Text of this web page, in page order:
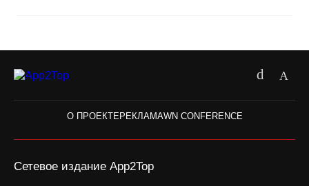
О ПРОЕКТЕРЕКЛАМАWN CONFERENCE
Сетевое издание App2Top